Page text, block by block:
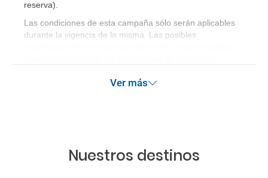
reserva)
Las condiciones de esta campaña sólo serán aplicables
durante la vigencia de la misma. Las posibles
Ver más
Nuestros destinos